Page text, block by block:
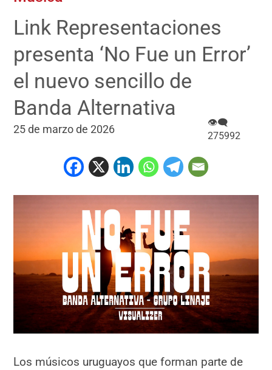
Link Representaciones
presenta ‘No Fue un Error’
el nuevo sencillo de
Banda Alternativa
25 de marzo de 2026
👁‍🗨
275992
Los músicos uruguayos que forman parte de